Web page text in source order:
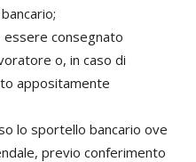
essere consegnato
o, in caso di
appositamente
lo sportello bancario ove
previo conferimento